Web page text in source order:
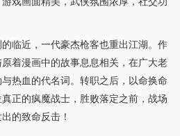
临近，一代豪杰枪客也重出江湖。作
着漫画中的故事息息相关，在广大老
热血的代名词。转职之后，以命换命
正的疯魔战士，胜败落定之前，战场
的致命反击！